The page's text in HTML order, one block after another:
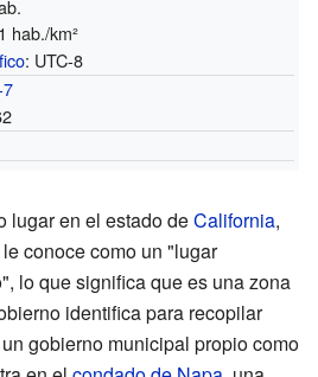
hab./km²
: UTC-8
7
lugar en el estado deCalifornia,
le conoce como un "lugar
lo que significa que es una zona
identifica para recopilar
gobierno municipal propio como